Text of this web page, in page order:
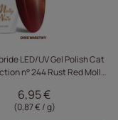
LED/UV Gel Polish Cat
n° 244 Rust Red Molly
6,95 €
(0,87 € / g)